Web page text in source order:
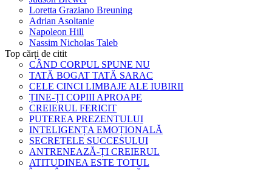
Loretta Graziano Breuning
Adrian Asoltanie
Napoleon Hill
Nassim Nicholas Taleb
Top cărți de citit
CÂND CORPUL SPUNE NU
TATĂ BOGAT TATĂ SARAC
CELE CINCI LIMBAJE ALE IUBIRII
ȚINE-ȚI COPIII APROAPE
CREIERUL FERICIT
PUTEREA PREZENTULUI
INTELIGENȚA EMOȚIONALĂ
SECRETELE SUCCESULUI
ANTRENEAZĂ-ȚI CREIERUL
ATITUDINEA ESTE TOTUL